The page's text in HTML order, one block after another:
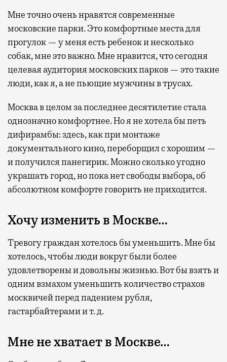
Мне точно очень нравятся современные
московские парки. Это комфортные места для
прогулок — у меня есть ребенок и несколько
собак, мне это важно. Мне нравится, что сегодня
целевая аудитория московских парков — это такие
люди, как я, а не пьющие мужчины в трусах.
Москва в целом за последнее десятилетие стала
однозначно комфортнее. Но я не хотела бы петь
дифирамбы: здесь, как при монтаже
документального кино, переборщил с хорошим —
и получился панегирик. Можно сколько угодно
украшать город, но пока нет свободы выбора, об
абсолютном комфорте говорить не приходится.
Хочу изменить в Москве…
Тревогу граждан хотелось бы уменьшить. Мне бы
хотелось, чтобы люди вокруг были более
удовлетворены и довольны жизнью. Вот бы взять и
одним взмахом уменьшить количество страхов
москвичей перед падением рубля,
гастарбайтерами и т. д.
Мне не хватает в Москве…